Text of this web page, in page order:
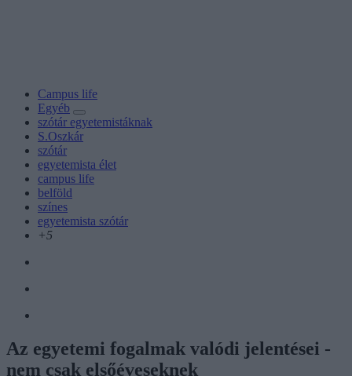
Campus life
Egyéb
szótár egyetemistáknak
S.Oszkár
szótár
egyetemista élet
campus life
belföld
színes
egyetemista szótár
+5
Az egyetemi fogalmak valódi jelentései -
nem csak elsőéveseknek